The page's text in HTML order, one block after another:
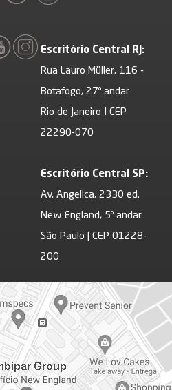
Escritório Central RJ:
Rua Lauro Müller, 116 -
Botafogo, 27º andar
Rio de Janeiro I CEP
22290-070
Escritório Central SP:
Av. Angelica, 2330 ed.
New England, 5º andar
São Paulo | CEP 01228-
200